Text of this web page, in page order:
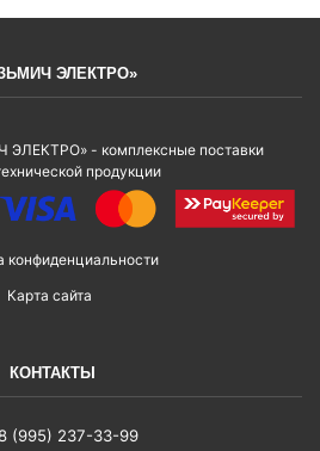
ЭЛЕКТРО»
ЭЛЕКТРО» - комплексные поставки
продукции
конфиденциальности
Карта сайта
КОНТАКТЫ
(995) 237-33-99